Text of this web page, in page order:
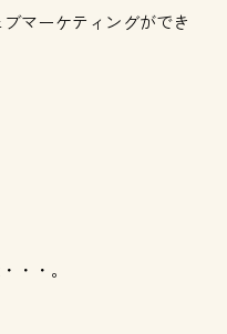
マーケティングができ
・・。